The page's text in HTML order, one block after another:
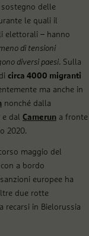
sostegno delle
le quali il
elettorali – hanno
di tensioni
diversi paesi. Sulla
circa 4000 migranti
ma anche in
nonché dalla
e dal Camerun a fronte
2020.
maggio del
a bordo
europee ha
due rotte
recarsi in Bielorussia